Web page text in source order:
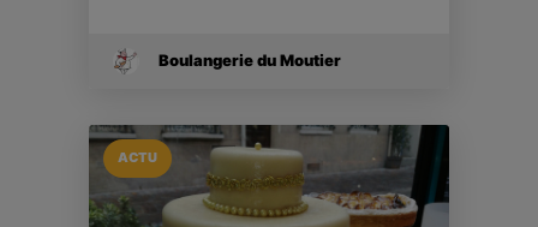
Boulangerie du Moutier
ACTU